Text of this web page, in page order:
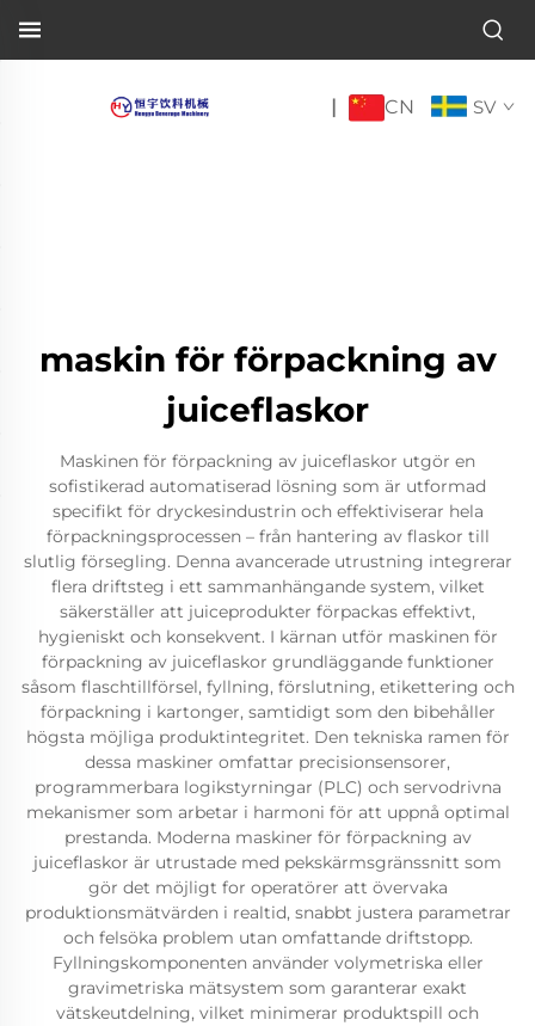
| CN SV
maskin för förpackning av
juiceflaskor
Maskinen för förpackning av juiceflaskor utgör en
sofistikerad automatiserad lösning som är utformad
specifikt för dryckesindustrin och effektiviserar hela
förpackningsprocessen – från hantering av flaskor till
slutlig försegling. Denna avancerade utrustning integrerar
flera driftsteg i ett sammanhängande system, vilket
säkerställer att juiceprodukter förpackas effektivt,
hygieniskt och konsekvent. I kärnan utför maskinen för
förpackning av juiceflaskor grundläggande funktioner
såsom flaschtillförsel, fyllning, förslutning, etikettering och
förpackning i kartonger, samtidigt som den bibehåller
högsta möjliga produktintegritet. Den tekniska ramen för
dessa maskiner omfattar precisionsensorer,
programmerbara logikstyrningar (PLC) och servodrivna
mekanismer som arbetar i harmoni för att uppnå optimal
prestanda. Moderna maskiner för förpackning av
juiceflaskor är utrustade med pekskärmsgränssnitt som
gör det möjligt for operatörer att övervaka
produktionsmätvärden i realtid, snabbt justera parametrar
och felsöka problem utan omfattande driftstopp.
Fyllningskomponenten använder volymetriska eller
gravimetriska mätsystem som garanterar exakt
vätskeutdelning, vilket minimerar produktspill och